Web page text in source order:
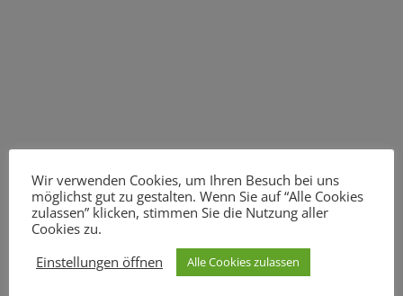
Wir verwenden Cookies, um Ihren Besuch bei uns
möglichst gut zu gestalten. Wenn Sie auf “Alle Cookies
zulassen” klicken, stimmen Sie die Nutzung aller
Cookies zu.
Einstellungen öffnen
Alle Cookies zulassen